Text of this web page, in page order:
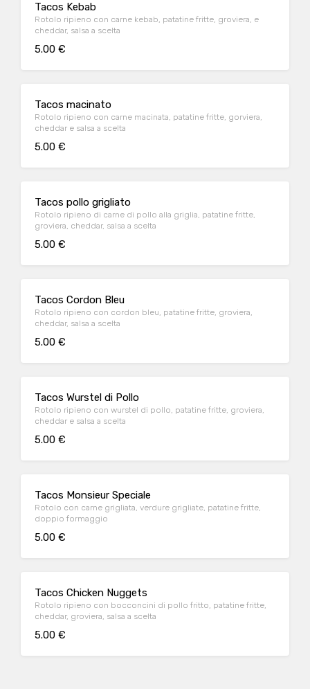
Tacos Kebab
Rotolo ripieno con carne kebab, patatine fritte, groviera, e
cheddar, salsa a scelta
5.00 €
Tacos macinato
Rotolo ripieno con carne macinata, patatine fritte, gorviera,
cheddar e salsa a scelta
5.00 €
Tacos pollo grigliato
Rotolo ripieno di carne di pollo alla griglia, patatine fritte,
groviera, cheddar, salsa a scelta
5.00 €
Tacos Cordon Bleu
Rotolo ripieno con cordon bleu, patatine fritte, groviera,
cheddar, salsa a scelta
5.00 €
Tacos Wurstel di Pollo
Rotolo ripieno con wurstel di pollo, patatine fritte, groviera,
cheddar e salsa a scelta
5.00 €
Tacos Monsieur Speciale
Rotolo con carne grigliata, verdure grigliate, patatine fritte,
doppio formaggio
5.00 €
Tacos Chicken Nuggets
Rotolo ripieno con bocconcini di pollo fritto, patatine fritte,
cheddar, groviera, salsa a scelta
5.00 €